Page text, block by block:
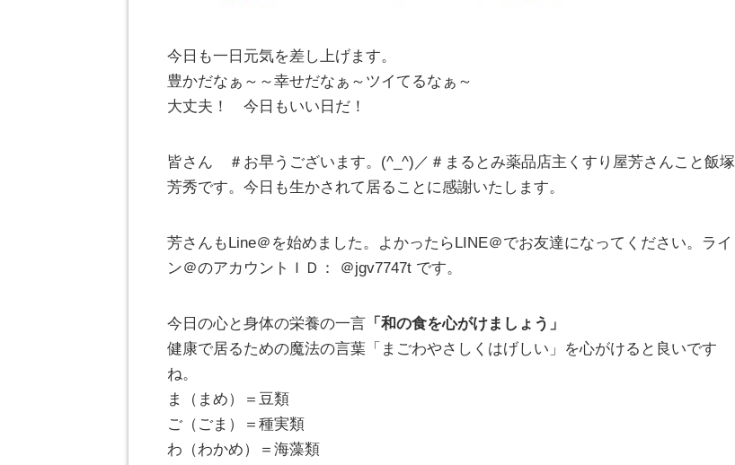
今日も一日元気を差し上げます。
豊かだなぁ～～幸せだなぁ～ツイてるなぁ～
大丈夫！ 今日もいい日だ！
皆さん ＃お早うございます。(^_^)／＃まるとみ薬品店主くすり屋芳さんこと飯塚
芳秀です。今日も生かされて居ることに感謝いたします。
芳さんもLine＠を始めました。よかったらLINE＠でお友達になってください。ライ
ン＠のアカウントＩＤ： ＠jgv7747t です。
今日の心と身体の栄養の一言 「和の食を心がけましょう」
健康で居るための魔法の言葉「まごわやさしくはげしい」を心がけると良いです
ね。
ま（まめ）＝豆類
ご（ごま）＝種実類
わ（わかめ）＝海藻類